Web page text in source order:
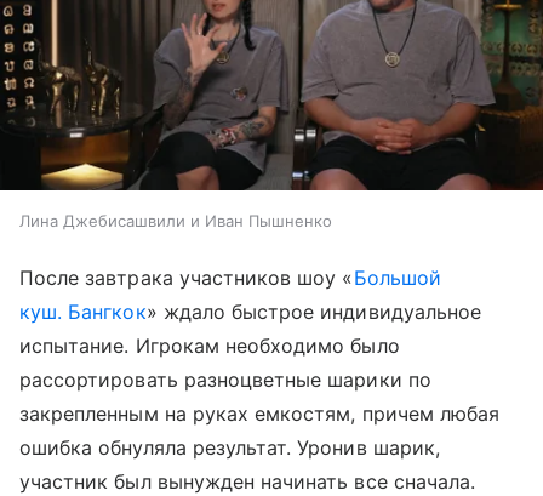
Лина Джебисашвили и Иван Пышненко
После завтрака участников шоу «Большой
куш. Бангкок» ждало быстрое индивидуальное
испытание. Игрокам необходимо было
рассортировать разноцветные шарики по
закрепленным на руках емкостям, причем любая
ошибка обнуляла результат. Уронив шарик,
участник был вынужден начинать все сначала.